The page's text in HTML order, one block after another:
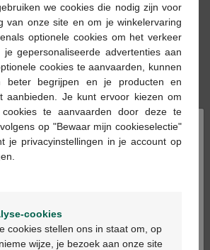
met voorschrift kunnen
en op basis van een
worden verstrekt.
×
Bienvenue
we cookies die nodig zijn voor
van onze site en om je winkelervaring
optionele cookies om het verkeer
gepersonaliseerde advertenties aan
cookies te aanvaarden, kunnen
beter begrijpen en je producten en
aanbieden. Je kunt ervoor kiezen om
cookies te aanvaarden door deze te
op "Bewaar mijn cookieselectie"
je privacyinstellingen in je account op
cookies
cookies stellen ons in staat om, op
wijze, je bezoek aan onze site